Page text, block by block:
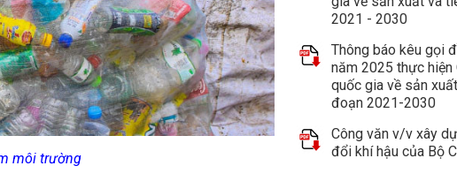
môi trường
2021 - 2030
Thông báo kêu gọi
năm 2025 thực hiện
quốc gia về sản
đoạn 2021-2030
Công văn v/v xây
đổi khí hậu của Bộ